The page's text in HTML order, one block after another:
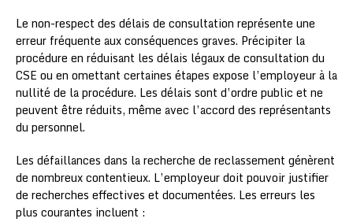
Le non-respect des délais de consultation représente une
erreur fréquente aux conséquences graves. Précipiter la
procédure en réduisant les délais légaux de consultation du
CSE ou en omettant certaines étapes expose l’employeur à la
nullité de la procédure. Les délais sont d’ordre public et ne
peuvent être réduits, même avec l’accord des représentants
du personnel.
Les défaillances dans la recherche de reclassement génèrent
de nombreux contentieux. L’employeur doit pouvoir justifier
de recherches effectives et documentées. Les erreurs les
plus courantes incluent :